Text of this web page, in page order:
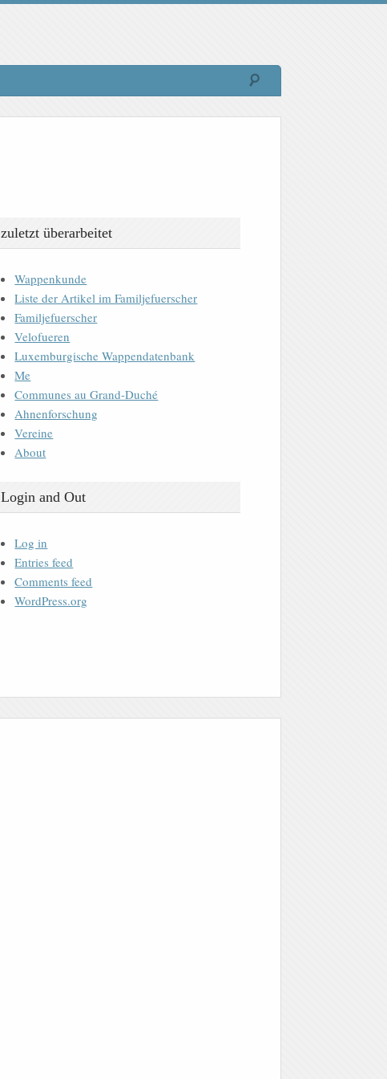
zuletzt überarbeitet
Wappenkunde
Liste der Artikel im Familjefuerscher
Familjefuerscher
Velofueren
Luxemburgische Wappendatenbank
Me
Communes au Grand-Duché
Ahnenforschung
Vereine
About
Login and Out
Log in
Entries feed
Comments feed
WordPress.org